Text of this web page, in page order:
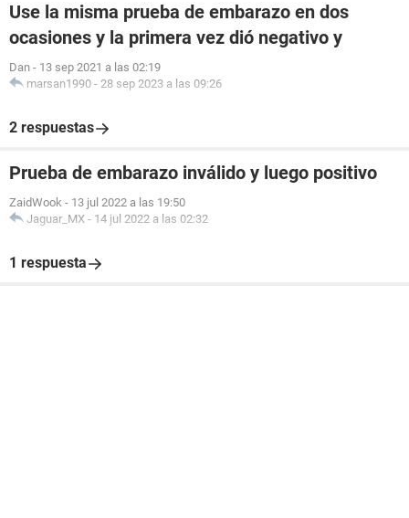
Use la misma prueba de embarazo en dos
ocasiones y la primera vez dió negativo y
Dan - 13 sep 2021 a las 02:19
marsan1990 - 28 sep 2023 a las 09:26
2 respuestas
Prueba de embarazo inválido y luego positivo
ZaidWook - 13 jul 2022 a las 19:50
Jaguar_MX - 14 jul 2022 a las 02:32
1 respuesta